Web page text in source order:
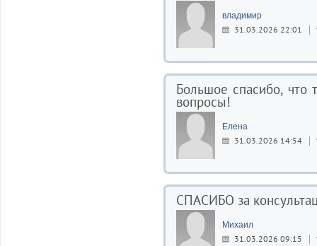
владимир
31.03.2026 22:01
Большое спасибо, что
вопросы!
Елена
31.03.2026 14:54
СПАСИБО за
Михаил
31.03.2026 09:15